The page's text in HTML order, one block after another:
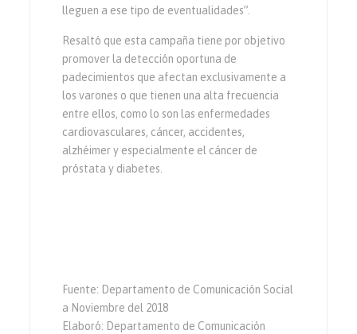
lleguen a ese tipo de eventualidades”.
Resaltó que esta campaña tiene por objetivo
promover la detección oportuna de
padecimientos que afectan exclusivamente a
los varones o que tienen una alta frecuencia
entre ellos, como lo son las enfermedades
cardiovasculares, cáncer, accidentes,
alzhéimer y especialmente el cáncer de
próstata y diabetes.
Fuente: Departamento de Comunicación Social
a Noviembre del 2018
Elaboró: Departamento de Comunicación